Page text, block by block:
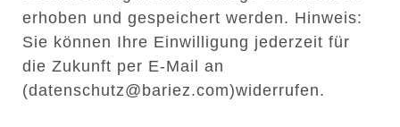
t
e
n
erhoben und gespeichert werden. Hinweis:
Sie können Ihre Einwilligung jederzeit für
die Zukunft per E-Mail an
(datenschutz@bariez.com)widerrufen.